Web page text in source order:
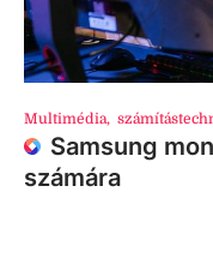
Multimédia,
Samsung
számára